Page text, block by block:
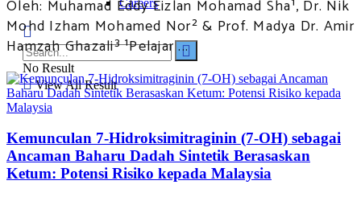
Careers
No Result
View All Result
Oleh: Muhamad Eddy Eizlan Mohamad Sha¹, Dr. Nik
Mohd Izham Mohamed Nor² & Prof. Madya Dr. Amir
Hamzah Ghazali³ ¹Pelajar ...
Kemunculan 7-Hidroksimitraginin (7-OH) sebagai
Ancaman Baharu Dadah Sintetik Berasaskan
Ketum: Potensi Risiko kepada Malaysia